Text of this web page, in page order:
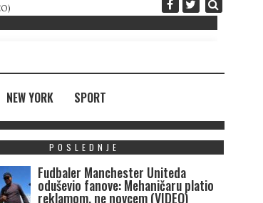
Diplomatija po
NEW YORK SPORT
POSLEDNJE
Fudbaler Manchester Uniteda
oduševio fanove: Mehaničaru platio
reklamom, ne novcem (VIDEO)